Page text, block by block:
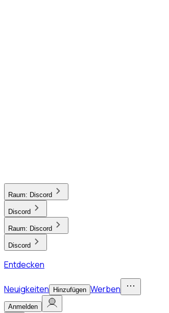
Raum: Discord
Discord
Raum: Discord
Discord
Entdecken
Neuigkeiten Hinzufügen Werben
Anmelden